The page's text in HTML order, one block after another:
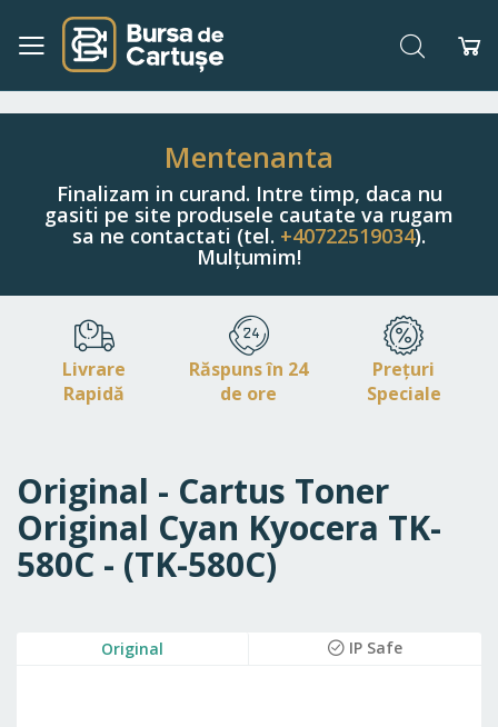
Navigați
Conținut
Căutare
Mentenanta
Finalizam in curand. Intre timp, daca nu
gasiti pe site produsele cautate va rugam
sa ne contactati (tel. +40722519034).
Mulțumim!
Livrare
Rapidă
Răspuns în 24
de ore
Prețuri
Speciale
Original - Cartus Toner
Original Cyan Kyocera TK-
580C - (TK-580C)
Original IP Safe